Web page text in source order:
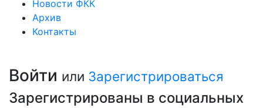
Новости ФКК
Архив
Контакты
Войти или Зарегистрироваться
Зарегистрированы в социальных